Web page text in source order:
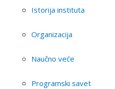
Istorija instituta
Organizacija
Naučno veće
Programski savet